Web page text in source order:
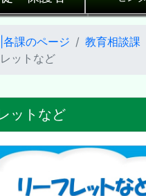
|各課のページ
教育相談課
ットなど
ットなど